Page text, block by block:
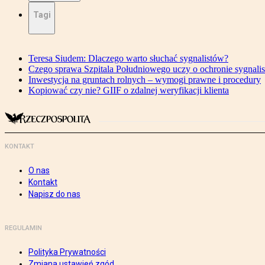
Tagi
Teresa Siudem: Dlaczego warto słuchać sygnalistów?
Czego sprawa Szpitala Południowego uczy o ochronie
Inwestycja na gruntach rolnych – wymogi prawne i procedury
Kopiować czy nie? GIIF o zdalnej weryfikacji klienta
KONTAKT
O nas
Kontakt
Napisz do nas
REGULAMIN
Polityka Prywatności